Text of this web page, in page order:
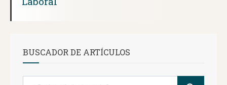
BUSCADOR DE ARTÍCULOS